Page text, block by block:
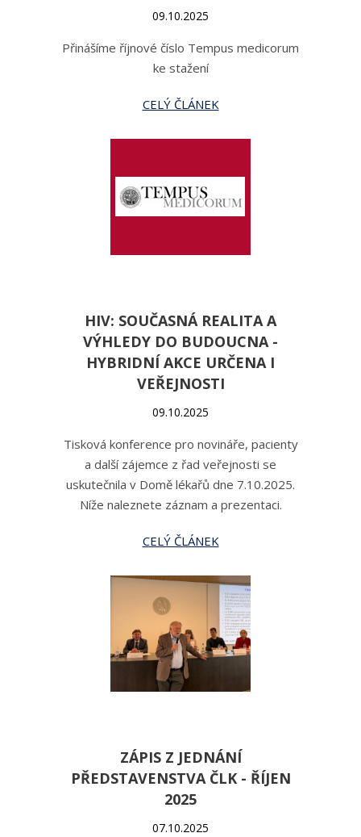
09.10.2025
Přinášíme říjnové číslo Tempus medicorum
ke stažení
CELÝ ČLÁNEK
HIV: SOUČASNÁ REALITA A
VÝHLEDY DO BUDOUCNA -
HYBRIDNÍ AKCE URČENA I
VEŘEJNOSTI
09.10.2025
Tisková konference pro novináře, pacienty
a další zájemce z řad veřejnosti se
uskutečnila v Domě lékařů dne 7.10.2025.
Níže naleznete záznam a prezentaci.
CELÝ ČLÁNEK
ZÁPIS Z JEDNÁNÍ
PŘEDSTAVENSTVA ČLK - ŘÍJEN
2025
07.10.2025